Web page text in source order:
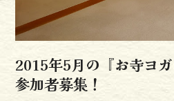
2015年5月の『お寺ヨガ
参加者募集！